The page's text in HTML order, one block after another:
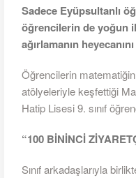
Sadece Eyüpsultanlı
öğrencilerin de yoğun
ağırlamanın
Öğrencilerin
atölyeleriyle keşfettiği
Hatip Lisesi 9. sınıf
“100 BİNİNCİ
Sınıf arkadaşlarıyla